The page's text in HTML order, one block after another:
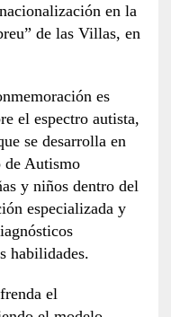
en la
de las Villas, en
es
el espectro autista,
se desarrolla en
de Autismo
y niños dentro del
especializada y
habilidades.
el